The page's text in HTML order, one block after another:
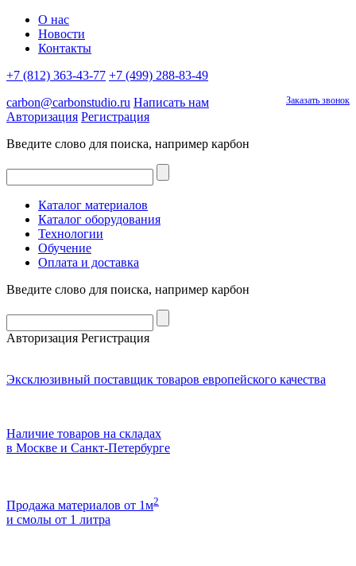
О нас
Новости
Контакты
+7 (812) 363-43-77 +7 (499) 288-83-49
Заказать звонок
carbon@carbonstudio.ru Написать нам
Авторизация Регистрация
Введите слово для поиска, например карбон
Каталог материалов
Каталог оборудования
Технологии
Обучение
Оплата и доставка
Введите слово для поиска, например карбон
Авторизация Регистрация
Эксклюзивный поставщик товаров европейского качества
Наличие товаров на складах
в Москве и Санкт-Петербурге
Продажа материалов от 1м2
и смолы от 1 литра